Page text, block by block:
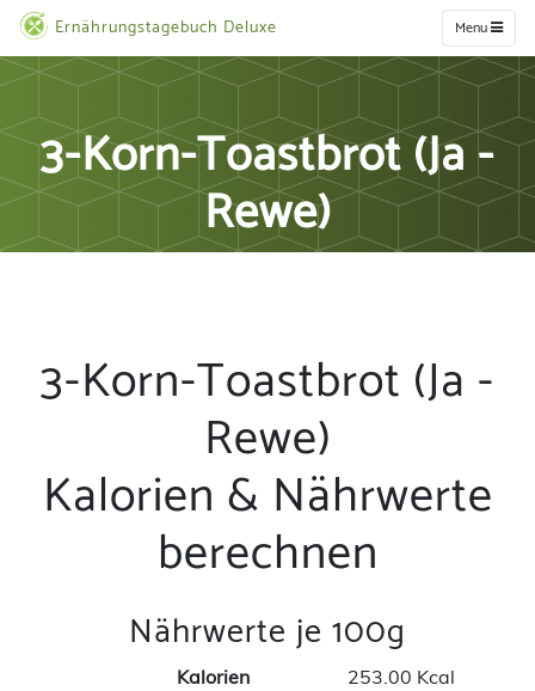
Ernährungstagebuch Deluxe Menu
3-Korn-Toastbrot (Ja -
Rewe)
3-Korn-Toastbrot (Ja -
Rewe)
Kalorien & Nährwerte
berechnen
Nährwerte je 100g
Kalorien
253.00 Kcal